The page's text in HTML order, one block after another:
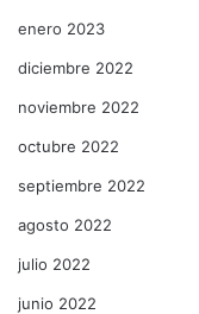
enero 2023
diciembre 2022
noviembre 2022
octubre 2022
septiembre 2022
agosto 2022
julio 2022
junio 2022